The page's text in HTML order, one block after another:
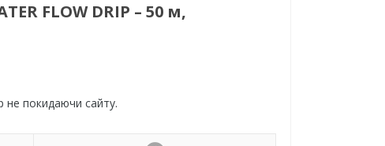
FLOW DRIP – 50 м,
не покидаючи сайту.